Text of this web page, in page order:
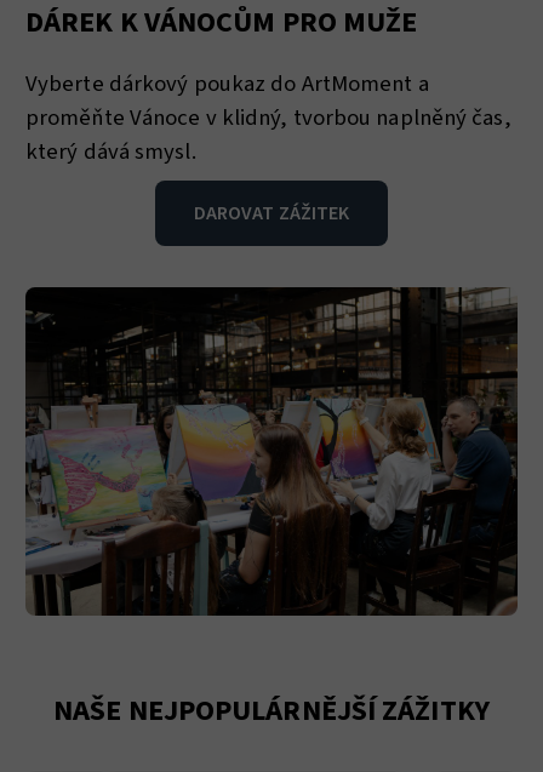
DÁREK K VÁNOCŮM PRO MUŽE
Vyberte dárkový poukaz do ArtMoment a
proměňte Vánoce v klidný, tvorbou naplněný čas,
který dává smysl.
DAROVAT ZÁŽITEK
NAŠE NEJPOPULÁRNĚJŠÍ ZÁŽITKY